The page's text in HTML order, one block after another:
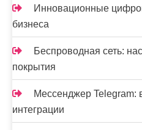
Инновационные
бизнеса
Беспроводная сеть:
покрытия
Мессенджер Telegram:
интеграции